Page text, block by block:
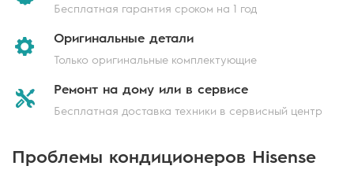
Бесплатная гарантия сроком на 1 год
Оригинальные детали
Только оригинальные комплектующие
Ремонт на дому или в сервисе
Бесплатная доставка техники в сервисный центр
Проблемы кондиционеров Hisense